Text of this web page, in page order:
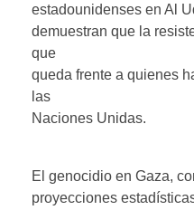
estadounidenses en Al
demuestran que la
que
queda frente a quienes
las
Naciones Unidas.
El genocidio en Gaza,
proyecciones